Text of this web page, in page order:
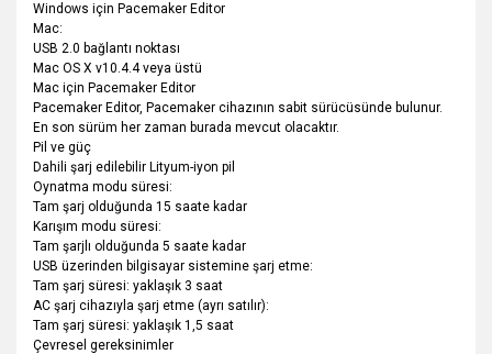
Windows için Pacemaker Editor
Mac:
USB 2.0 bağlantı noktası
Mac OS X v10.4.4 veya üstü
Mac için Pacemaker Editor
Pacemaker Editor, Pacemaker cihazının sabit sürücüsünde bulunur.
En son sürüm her zaman burada mevcut olacaktır.
Pil ve güç
Dahili şarj edilebilir Lityum-iyon pil
Oynatma modu süresi:
Tam şarj olduğunda 15 saate kadar
Karışım modu süresi:
Tam şarjlı olduğunda 5 saate kadar
USB üzerinden bilgisayar sistemine şarj etme:
Tam şarj süresi: yaklaşık 3 saat
AC şarj cihazıyla şarj etme (ayrı satılır):
Tam şarj süresi: yaklaşık 1,5 saat
Çevresel gereksinimler